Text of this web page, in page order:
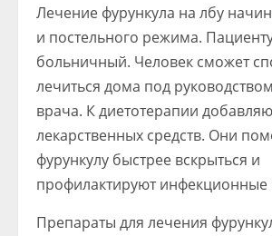
Лечение фурункула на лбу
и постельного режима.
больничный. Человек сможет
лечиться дома под
врача. К диетотерапии
лекарственных средств. Они
фурункулу быстрее вскрыться и
профилактируют
Препараты для лечения